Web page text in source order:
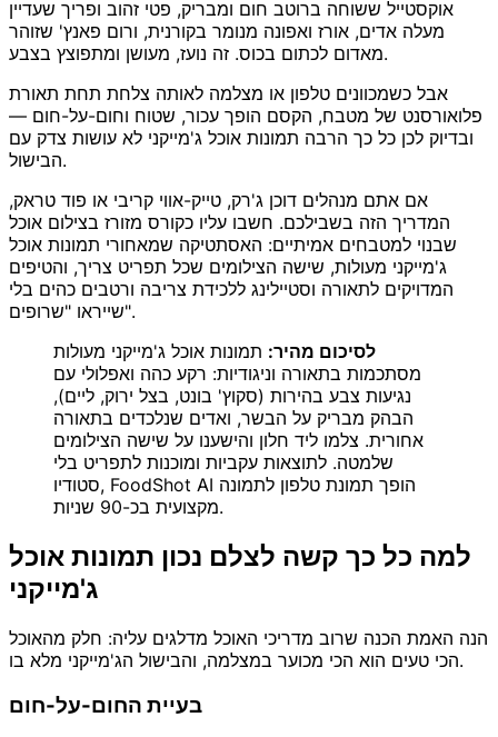
אוקסטייל ששוחה ברוטב חום ומבריק, פטי זהוב ופריך שעדיין
מעלה אדים, אורז ואפונה מנומר בקורנית, ורום פאנץ' שזוהר
מאדום לכתום בכוס. זה נועז, מעושן ומתפוצץ בצבע.
אבל כשמכוונים טלפון או מצלמה לאותה צלחת תחת תאורת
פלואורסנט של מטבח, הקסם הופך עכור, שטוח וחום-על-חום —
ובדיוק לכן כל כך הרבה תמונות אוכל ג'מייקני לא עושות צדק עם
הבישול.
אם אתם מנהלים דוכן ג'רק, טייק-אווי קריבי או פוד טראק,
המדריך הזה בשבילכם. חשבו עליו כקורס מזורז בצילום אוכל
שבנוי למטבחים אמיתיים: האסתטיקה שמאחורי תמונות אוכל
ג'מייקני מעולות, שישה הצילומים שכל תפריט צריך, והטיפים
המדויקים לתאורה וסטיילינג ללכידת צריבה ורטבים כהים בלי
שייראו "שרופים".
לסיכום מהיר: תמונות אוכל ג'מייקני מעולות
מסתכמות בתאורה וניגודיות: רקע כהה ואפלולי עם
נגיעות צבע בהירות (סקוץ' בונט, בצל ירוק, ליים),
הבהק מבריק על הבשר, ואדים שנלכדים בתאורה
אחורית. צלמו ליד חלון והישענו על שישה הצילומים
שלמטה. לתוצאות עקביות ומוכנות לתפריט בלי
סטודיו, FoodShot AI הופך תמונת טלפון לתמונה
מקצועית בכ-90 שניות.
למה כל כך קשה לצלם נכון תמונות אוכל
ג'מייקני
הנה האמת הכנה שרוב מדריכי האוכל מדלגים עליה: חלק מהאוכל
הכי טעים הוא הכי מכוער במצלמה, והבישול הג'מייקני מלא בו.
בעיית החום-על-חום